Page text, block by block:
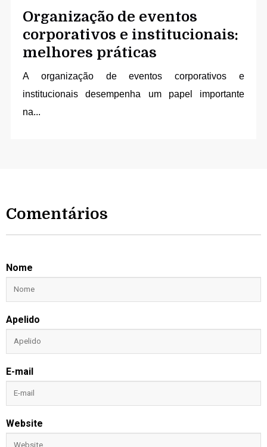
Organização de eventos
corporativos e institucionais:
melhores práticas
A organização de eventos corporativos e
institucionais desempenha um papel importante
na...
Comentários
Nome
Apelido
E-mail
Website